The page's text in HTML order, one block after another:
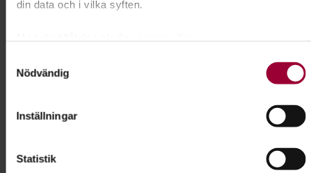
din data och i vilka syften.
kan ha en noggrannhet på upp till flera meter
Ta reda på mer om hur dina personliga uppgifter behandlas
ändra eller dra tillbaka ditt samtycke när som helst från
Nödvändig
Inställningar
Statistik
Lydnad för alla hundar
Har du en hund som vill lära sig nya tricks? Gillar
Liknande kurser inom